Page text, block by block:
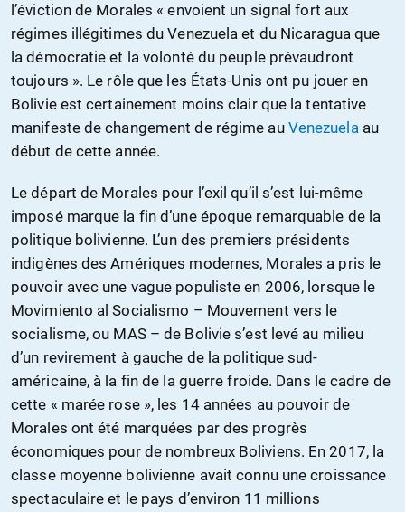
l’éviction de Morales « envoient un signal fort aux
régimes illégitimes du Venezuela et du Nicaragua que
la démocratie et la volonté du peuple prévaudront
toujours ». Le rôle que les États-Unis ont pu jouer en
Bolivie est certainement moins clair que la tentative
manifeste de changement de régime au Venezuelaau
début de cette année.
Le départ de Morales pour l’exil qu’il s’est lui-même
imposé marque la fin d’une époque remarquable de la
politique bolivienne. L’un des premiers présidents
indigènes des Amériques modernes, Morales a pris le
pouvoir avec une vague populiste en 2006, lorsque le
Movimiento al Socialismo – Mouvement vers le
socialisme, ou MAS – de Bolivie s’est levé au milieu
d’un revirement à gauche de la politique sud-
américaine, à la fin de la guerre froide. Dans le cadre de
cette « marée rose », les 14 années au pouvoir de
Morales ont été marquées par des progrès
économiques pour de nombreux Boliviens. En 2017, la
classe moyenne bolivienne avait connu une croissance
spectaculaire et le pays d’environ 11 millions